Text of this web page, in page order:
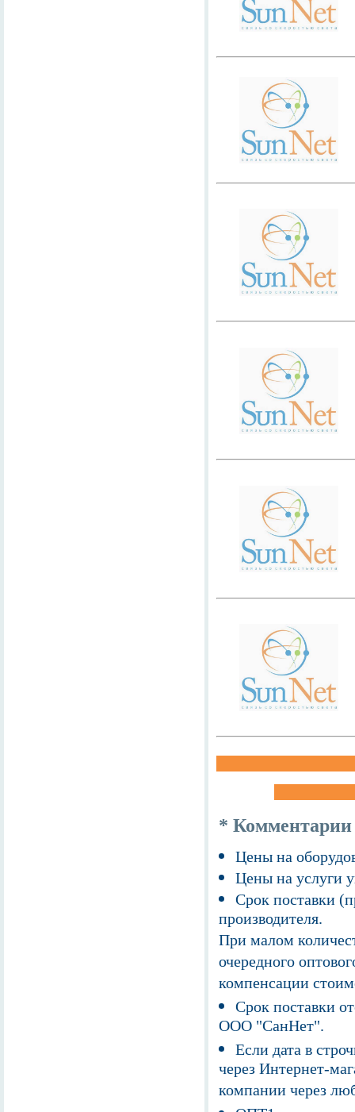
* Комментарии
Цены на
Цены на услуги
Срок поставки
производителя.
При малом
очередного
компенсации
Срок поставки
ООО "СанНет".
Если дата в
через Интернет-
компании через